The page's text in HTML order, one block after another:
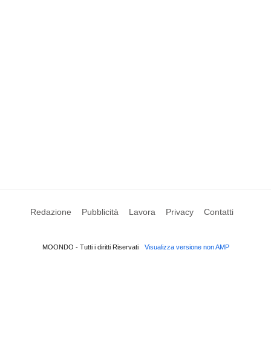
Redazione Pubblicità Lavora Privacy Contatti
MOONDO - Tutti i diritti Riservati Visualizza versione non AMP